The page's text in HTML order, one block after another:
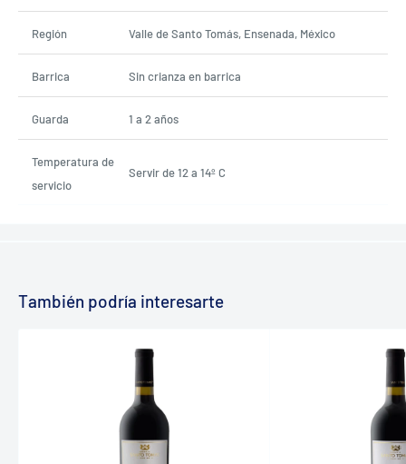
Región Valle de Santo Tomás, Ensenada, México
Barrica Sin crianza en barrica
Guarda 1 a 2 años
Temperatura de
servicio
Servir de 12 a 14º C
También podría interesarte